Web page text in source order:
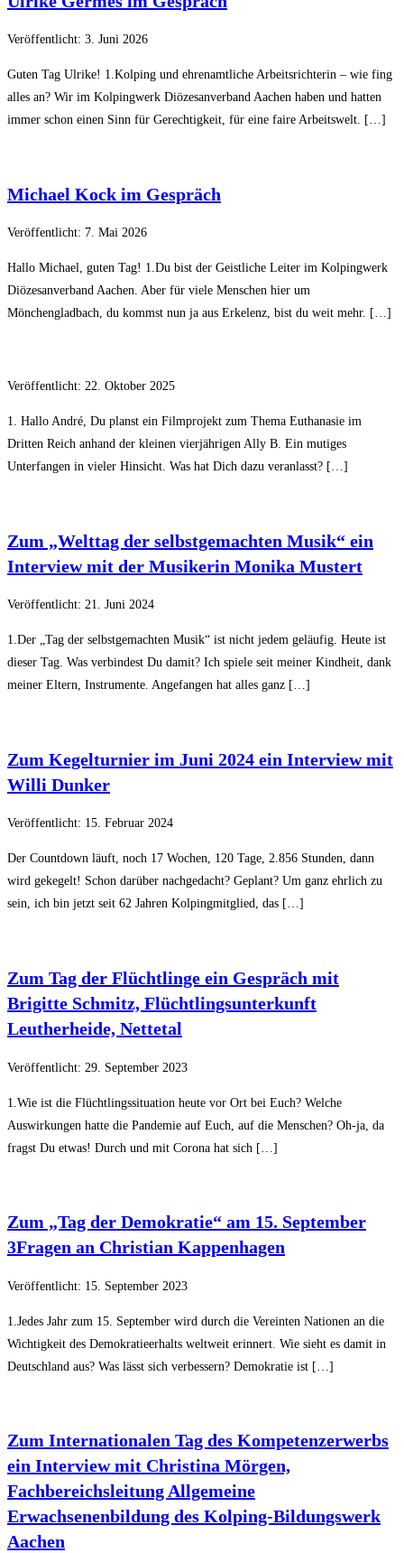
Veröffentlicht: 3. Juni 2026
Guten Tag Ulrike! 1.Kolping und ehrenamtliche Arbeitsrichterin – wie fing
alles an? Wir im Kolpingwerk Diözesanverband Aachen haben und hatten
immer schon einen Sinn für Gerechtigkeit, für eine faire Arbeitswelt. […]
Michael Kock im Gespräch
Veröffentlicht: 7. Mai 2026
Hallo Michael, guten Tag! 1.Du bist der Geistliche Leiter im Kolpingwerk
Diözesanverband Aachen. Aber für viele Menschen hier um
Mönchengladbach, du kommst nun ja aus Erkelenz, bist du weit mehr. […]
Veröffentlicht: 22. Oktober 2025
1. Hallo André, Du planst ein Filmprojekt zum Thema Euthanasie im
Dritten Reich anhand der kleinen vierjährigen Ally B. Ein mutiges
Unterfangen in vieler Hinsicht. Was hat Dich dazu veranlasst? […]
Zum „Welttag der selbstgemachten Musik“ ein
Interview mit der Musikerin Monika Mustert
Veröffentlicht: 21. Juni 2024
1.Der „Tag der selbstgemachten Musik“ ist nicht jedem geläufig. Heute ist
dieser Tag. Was verbindest Du damit? Ich spiele seit meiner Kindheit, dank
meiner Eltern, Instrumente. Angefangen hat alles ganz […]
Zum Kegelturnier im Juni 2024 ein Interview mit
Willi Dunker
Veröffentlicht: 15. Februar 2024
Der Countdown läuft, noch 17 Wochen, 120 Tage, 2.856 Stunden, dann
wird gekegelt! Schon darüber nachgedacht? Geplant? Um ganz ehrlich zu
sein, ich bin jetzt seit 62 Jahren Kolpingmitglied, das […]
Zum Tag der Flüchtlinge ein Gespräch mit
Brigitte Schmitz, Flüchtlingsunterkunft
Leutherheide, Nettetal
Veröffentlicht: 29. September 2023
1.Wie ist die Flüchtlingssituation heute vor Ort bei Euch? Welche
Auswirkungen hatte die Pandemie auf Euch, auf die Menschen? Oh-ja, da
fragst Du etwas! Durch und mit Corona hat sich […]
Zum „Tag der Demokratie“ am 15. September
3Fragen an Christian Kappenhagen
Veröffentlicht: 15. September 2023
1.Jedes Jahr zum 15. September wird durch die Vereinten Nationen an die
Wichtigkeit des Demokratieerhalts weltweit erinnert. Wie sieht es damit in
Deutschland aus? Was lässt sich verbessern? Demokratie ist […]
Zum Internationalen Tag des Kompetenzerwerbs
ein Interview mit Christina Mörgen,
Fachbereichsleitung Allgemeine
Erwachsenenbildung des Kolping-Bildungswerk
Aachen